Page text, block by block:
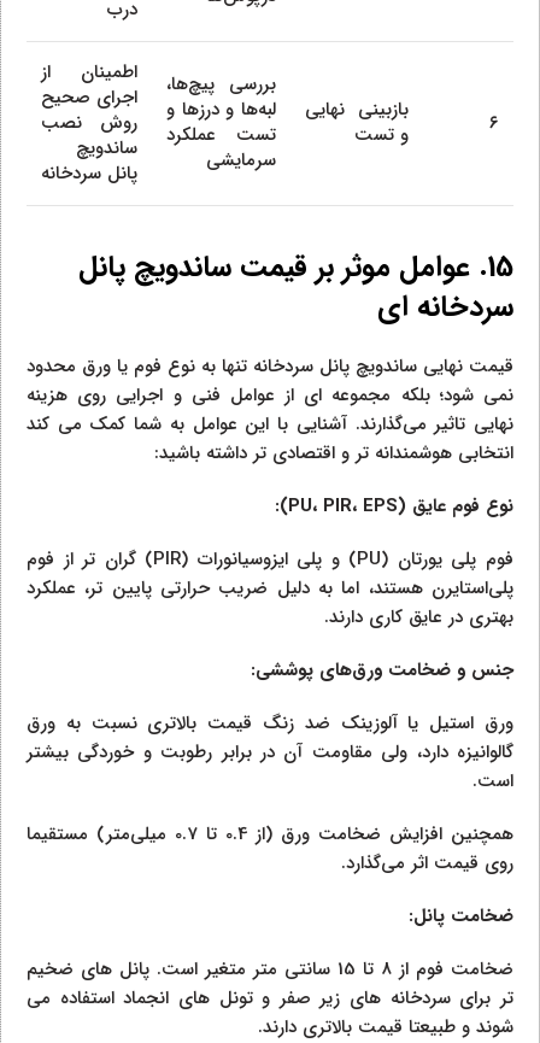
درب
۶
بازبینی نهایی
و تست
بررسی پیچ‌ها،
لبه‌ها و درزها و
تست عملکرد
سرمایشی
اطمینان از
اجرای صحیح
روش نصب
ساندویچ
پانل سردخانه
15. عوامل موثر بر قیمت ساندویچ پانل
سردخانه‌ ای
قیمت نهایی ساندویچ پانل سردخانه تنها به نوع فوم یا ورق محدود
نمی‌ شود؛ بلکه مجموعه‌ ای از عوامل فنی و اجرایی روی هزینه
نهایی تاثیر می‌گذارند. آشنایی با این عوامل به شما کمک می‌ کند
انتخابی هوشمندانه‌ تر و اقتصادی‌ تر داشته باشید:
نوع فوم عایق (PU، PIR، EPS):
فوم پلی‌ یورتان (PU) و پلی‌ ایزوسیانورات (PIR) گران‌ تر از فوم
پلی‌استایرن هستند، اما به‌ دلیل ضریب حرارتی پایین‌ تر، عملکرد
بهتری در عایق‌ کاری دارند.
جنس و ضخامت ورق‌های پوششی:
ورق استیل یا آلوزینک ضد زنگ قیمت بالاتری نسبت به ورق
گالوانیزه دارد، ولی مقاومت آن در برابر رطوبت و خوردگی بیشتر
است.
همچنین افزایش ضخامت ورق (از 0.4 تا 0.7 میلی‌متر) مستقیما
روی قیمت اثر می‌گذارد.
ضخامت پانل:
ضخامت فوم از 8 تا 15 سانتی‌ متر متغیر است. پانل‌ های ضخیم‌
تر برای سردخانه‌ های زیر صفر و تونل‌ های انجماد استفاده می‌
شوند و طبیعتا قیمت بالاتری دارند.